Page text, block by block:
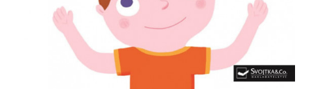
Kreativní tvoření